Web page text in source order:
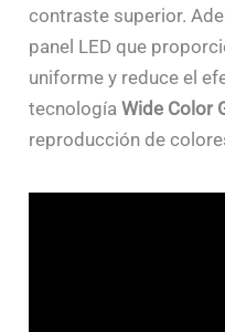
contraste superior.
panel LED que
uniforme y reduce el
tecnologíaWide Color
reproducción de